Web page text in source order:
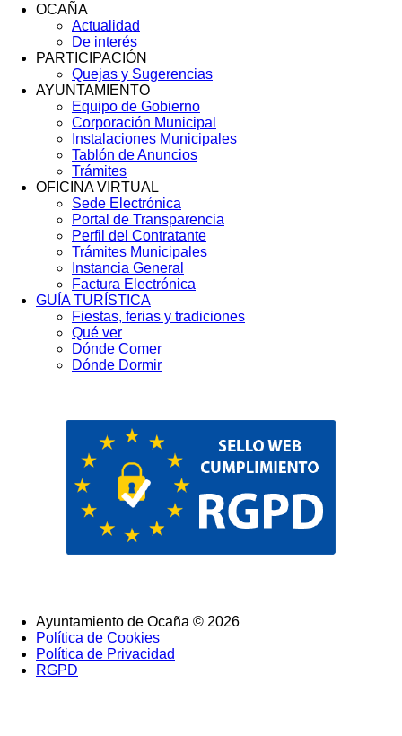
OCAÑA
Actualidad
De interés
PARTICIPACIÓN
Quejas y Sugerencias
AYUNTAMIENTO
Equipo de Gobierno
Corporación Municipal
Instalaciones Municipales
Tablón de Anuncios
Trámites
OFICINA VIRTUAL
Sede Electrónica
Portal de Transparencia
Perfil del Contratante
Trámites Municipales
Instancia General
Factura Electrónica
GUÍA TURÍSTICA
Fiestas, ferias y tradiciones
Qué ver
Dónde Comer
Dónde Dormir
SubFooter
Ayuntamiento de Ocaña © 2026
Política de Cookies
Política de Privacidad
RGPD